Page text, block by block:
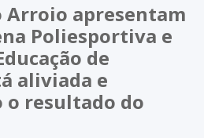
Arroio apresentam
Poliesportiva e
de
aliviada e
o resultado do